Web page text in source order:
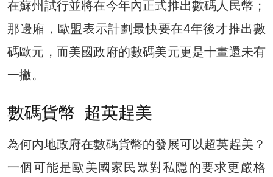
在蘇州試行並將在今年內正式推出數碼人民幣；
那邊廂，歐盟表示計劃最快要在4年後才推出數
碼歐元，而美國政府的數碼美元更是十畫還未有
一撇。
數碼貨幣 超英趕美
為何內地政府在數碼貨幣的發展可以超英趕美？
一個可能是歐美國家民眾對私隱的要求更嚴格